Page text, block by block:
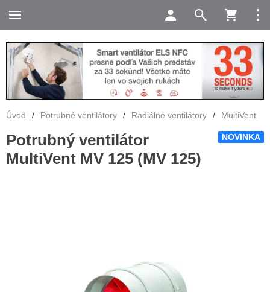
Úvod / Potrubné ventilátory / Radiálne ventilátory / MultiVent
NOVINKA
Potrubný ventilátor
MultiVent MV 125 (MV 125)